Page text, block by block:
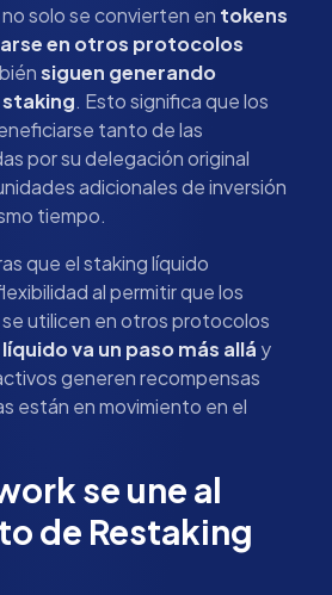
solo se convierten en tokens
en otros protocolos
siguen generando
. Esto significa que los
tanto de las
por su delegación original
adicionales de inversión
tiempo.
que el staking líquido
al permitir que los
utilicen en otros protocolos
va un paso más allá y
generen recompensas
están en movimiento en el
se une al
de Restaking